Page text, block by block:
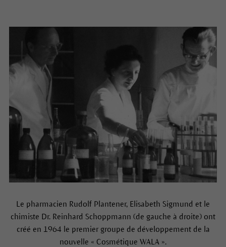
Le pharmacien Rudolf Plantener, Elisabeth Sigmund et le
chimiste Dr. Reinhard Schoppmann (de gauche à droite) ont
créé en 1964 le premier groupe de développement de la
nouvelle « Cosmétique WALA ».